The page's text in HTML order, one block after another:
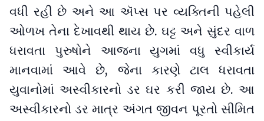
વધી રહી છે અને આ ઍપ્સ પર વ્યક્તિની પહેલી
ઓળખ તેના દેખાવથી થાય છે. ઘટ્ટ અને સુંદર વાળ
ધરાવતા પુરુષોને આજના યુગમાં વધુ સ્વીકાર્ય
માનવામાં આવે છે, જેના કારણે ટાલ ધરાવતા
યુવાનોમાં અસ્વીકારનો ડર ઘર કરી જાય છે. આ
અસ્વીકારનો ડર માત્ર અંગત જીવન પૂરતો સીમિત